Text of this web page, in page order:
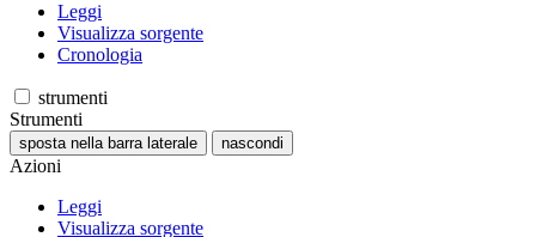
Leggi
Visualizza sorgente
Cronologia
strumenti
Strumenti
sposta nella barra laterale nascondi
Azioni
Leggi
Visualizza sorgente